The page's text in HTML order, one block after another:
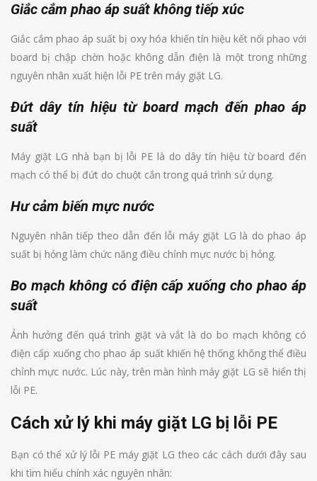
Giắc cắm phao áp suất không tiếp xúc
Giắc cắm phao áp suất bị oxy hóa khiến tín hiệu kết nối phao với
board bị chập chờn hoặc không dẫn điện là một trong những
nguyên nhân xuất hiện lỗi PE trên máy giặt LG.
Đứt dây tín hiệu từ board mạch đến phao áp
suất
Máy giặt LG nhà bạn bị lỗi PE là do dây tín hiệu từ board đến
mạch có thể bị đứt do chuột cắn trong quá trình sử dụng.
Hư cảm biến mực nước
Nguyên nhân tiếp theo dẫn đến lỗi máy giặt LG là do phao áp
suất bị hỏng làm chức năng điều chỉnh mực nước bị hỏng.
Bo mạch không có điện cấp xuống cho phao áp
suất
Ảnh hưởng đến quá trình giặt và vắt là do bo mạch không có
điện cấp xuống cho phao áp suất khiến hệ thống không thể điều
chỉnh mực nước. Lúc này, trên màn hình máy giặt LG sẽ hiển thị
lỗi PE.
Cách xử lý khi máy giặt LG bị lỗi PE
Bạn có thể xử lý lỗi PE máy giặt LG theo các cách dưới đây sau
khi tìm hiểu chính xác nguyên nhân: